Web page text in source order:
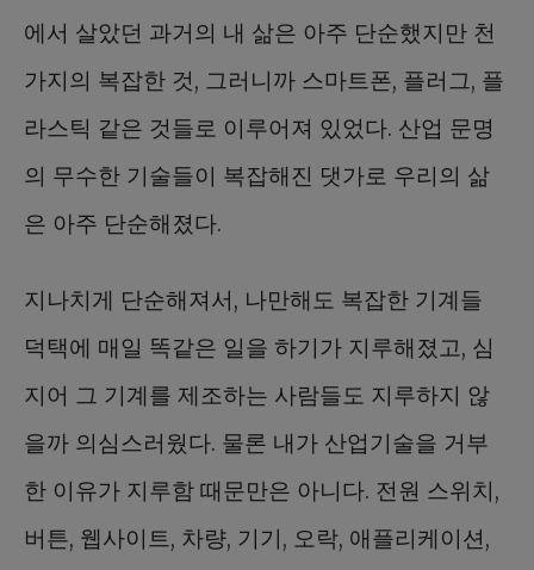
에서 살았던 과거의 내 삶은 아주 단순했지만 천
가지의 복잡한 것, 그러니까 스마트폰, 플러그, 플
라스틱 같은 것들로 이루어져 있었다. 산업 문명
의 무수한 기술들이 복잡해진 댓가로 우리의 삶
은 아주 단순해졌다.
지나치게 단순해져서, 나만해도 복잡한 기계들
덕택에 매일 똑같은 일을 하기가 지루해졌고, 심
지어 그 기계를 제조하는 사람들도 지루하지 않
을까 의심스러웠다. 물론 내가 산업기술을 거부
한 이유가 지루함 때문만은 아니다. 전원 스위치,
버튼, 웹사이트, 차량, 기기, 오락, 애플리케이션,